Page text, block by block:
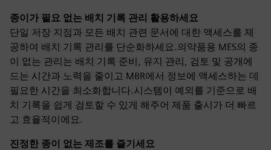
종이가 필요 없는 배치 기록 관리 활용하세요
단일 저장 지점과 모든 배치 관련 문서에 대한 액세스를 제
공하여 배치 기록 관리를 단순화하세요.의약품용 MES의 종
이 없는 관리는 배치 기록 준비, 유지 관리, 검토 및 공개에
드는 시간과 노력을 줄이고 MBR에서 정보에 액세스하는 데
필요한 시간을 최소화합니다.시스템이 예외를 기준으로 배
치 기록을 쉽게 검토할 수 있게 해주어 제품 출시가 더 빠르
고 효율적이에요.
진정한 종이 없는 제조를 즐기세요